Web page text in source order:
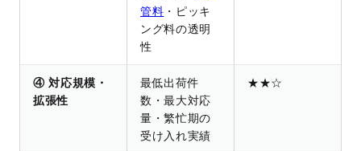
管料 ・ピッキ
ング料の透明
性
④ 対応規模・
拡張性
最低出荷件
数・最大対応
量・繁忙期の
受け入れ実績
★★☆